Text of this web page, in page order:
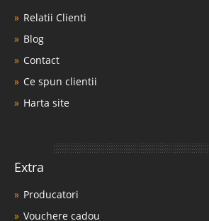
Relatii Clienti
Blog
Contact
Ce spun clientii
Harta site
Extra
Producatori
Vouchere cadou